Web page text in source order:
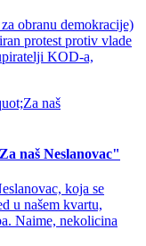
obranu demokracije)
protest protiv vlade
KOD-a,
naš Neslanovac"
koja se
u našem kvartu,
Naime, nekolicina